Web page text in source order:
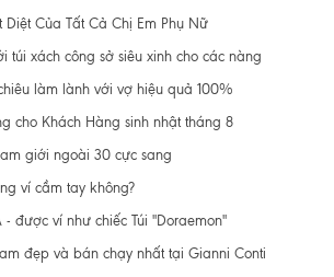
Diệt Của Tất Cả Chị Em Phụ Nữ
túi xách công sở siêu xinh cho các nàng
làm lành với vợ hiệu quả 100%
cho Khách Hàng sinh nhật tháng 8
giới ngoài 30 cực sang
ví cầm tay không?
- được ví như chiếc Túi "Doraemon"
đẹp và bán chạy nhất tại Gianni Conti